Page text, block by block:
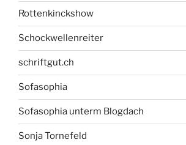
Rottenkinckshow
Schockwellenreiter
schriftgut.ch
Sofasophia
Sofasophia unterm Blogdach
Sonja Tornefeld